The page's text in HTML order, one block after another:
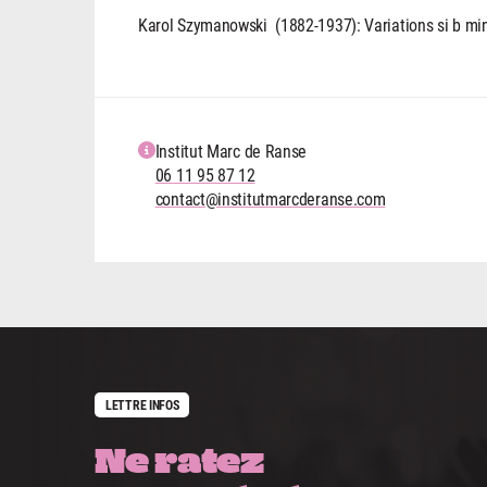
Karol Szymanowski (1882-1937): Variations si b
Institut Marc de Ranse
06 11 95 87 12
contact@institutmarcderanse.com
LETTRE INFOS
Ne ratez